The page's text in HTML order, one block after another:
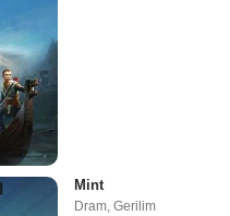
Mint
Dram,Gerilim